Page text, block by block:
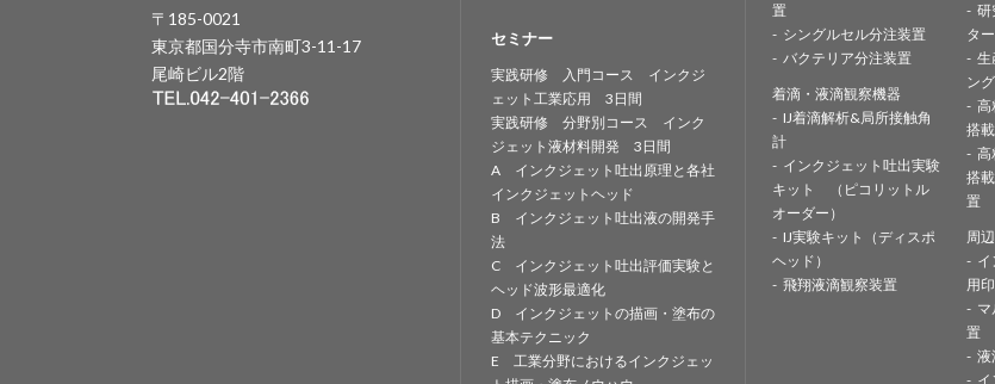
〒185-0021
東京都国分寺市南町3-11-17
尾崎ビル2階
セミナー
実践研修 入門コース インクジ
ェット工業応用 3日間
実践研修 分野別コース インク
ジェット液材料開発 3日間
A インクジェット吐出原理と各社
インクジェットヘッド
B インクジェット吐出液の開発手
法
C インクジェット吐出評価実験と
ヘッド波形最適化
D インクジェットの描画・塗布の
基本テクニック
E 工業分野におけるインクジェッ
置
シングルセル分注装置
バクテリア分注装置
着滴・液滴観察機器
IJ着滴解析&局所接触角
計
インクジェット吐出実験
キット （ピコリットル
オーダー）
IJ実験キット（ディスポ
ヘッド）
飛翔液滴観察装置
研
タ
生
ン
高
搭
高
搭
置
周
用
置
液